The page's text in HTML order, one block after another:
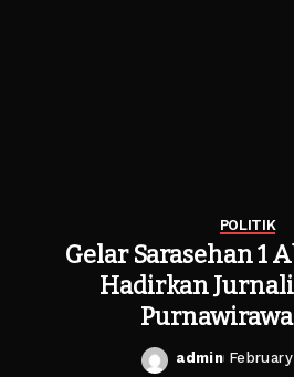
POLITIK
Gelar Sarasehan 1
Hadirkan
Posted
admin